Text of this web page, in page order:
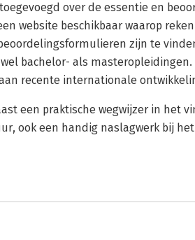
over de essentie en
website beschikbaar waarop
zijn te
bachelor- als
recente internationale
een praktische wegwijzer in het
ook een handig naslagwerk bij